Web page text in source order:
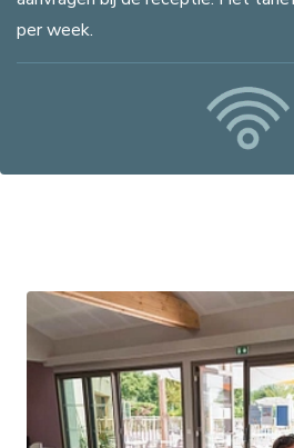
per week.